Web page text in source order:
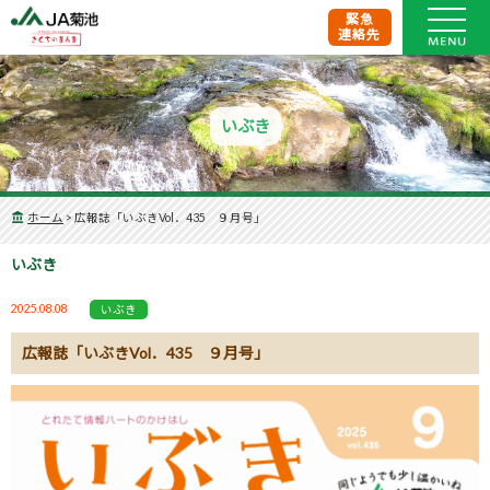
緊急
連絡先
いぶき
ホーム > 広報誌「いぶきVol．435 ９月号」
いぶき
2025.08.08 いぶき
広報誌「いぶきVol．435 ９月号」